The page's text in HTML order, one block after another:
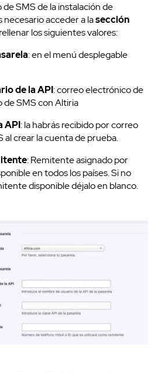
SMS de la instalación de
necesario acceder a lasección
los siguientes valores:
: en el menú desplegable
de la API: correo electrónico de
de SMS con Altiria
API: la habrás recibido por correo
al crear la cuenta de prueba.
: Remitente asignado por
en todos los países. Si no
disponible déjalo en blanco.